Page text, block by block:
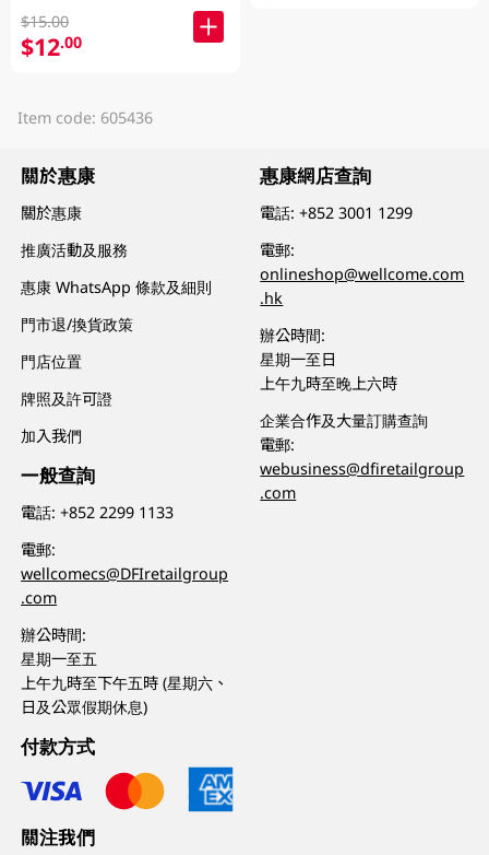
$15.00
$12.00
Item code: 605436
關於惠康
關於惠康
推廣活動及服務
惠康 WhatsApp 條款及細則
門市退/換貨政策
門店位置
牌照及許可證
加入我們
一般查詢
電話:+852 2299 1133
電郵:
wellcomecs@DFIretailgroup
.com
辦公時間:
星期一至五
上午九時至下午五時 (星期六、
日及公眾假期休息)
惠康網店查詢
電話:+852 3001 1299
電郵:
onlineshop@wellcome.com
.hk
辦公時間:
星期一至日
上午九時至晚上六時
企業合作及大量訂購查詢
電郵:
webusiness@dfiretailgroup
.com
付款方式
關注我們